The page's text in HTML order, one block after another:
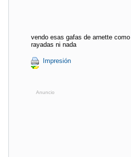
vendo esas gafas de arnette
rayadas ni nada
Impresión
Anuncio